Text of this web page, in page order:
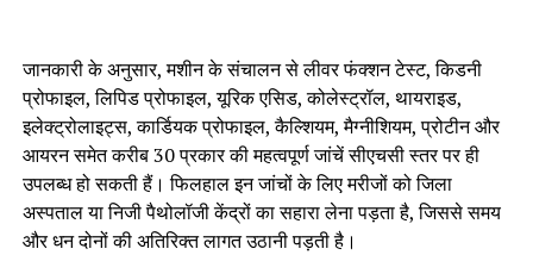
जानकारी के अनुसार, मशीन के संचालन से लीवर फंक्शन टेस्ट, किडनी
प्रोफाइल, लिपिड प्रोफाइल, यूरिक एसिड, कोलेस्ट्रॉल, थायराइड,
इलेक्ट्रोलाइट्स, कार्डियक प्रोफाइल, कैल्शियम, मैग्नीशियम, प्रोटीन और
आयरन समेत करीब 30 प्रकार की महत्वपूर्ण जांचें सीएचसी स्तर पर ही
उपलब्ध हो सकती हैं। फिलहाल इन जांचों के लिए मरीजों को जिला
अस्पताल या निजी पैथोलॉजी केंद्रों का सहारा लेना पड़ता है, जिससे समय
और धन दोनों की अतिरिक्त लागत उठानी पड़ती है।